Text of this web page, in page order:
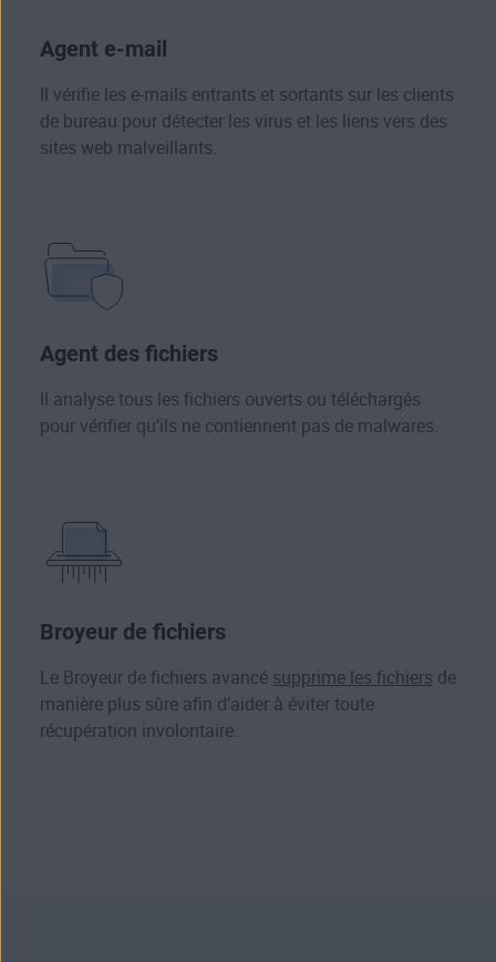
Agent e‑mail
Il vérifie les e‑mails entrants et sortants sur les clients
de bureau pour détecter les virus et les liens vers des
sites web malveillants.
Agent des fichiers
Il analyse tous les fichiers ouverts ou téléchargés
pour vérifier qu’ils ne contiennent pas de malwares.
Broyeur de fichiers
Le Broyeur de fichiers avancé supprime les fichiers de
manière plus sûre afin d’aider à éviter toute
récupération involontaire.